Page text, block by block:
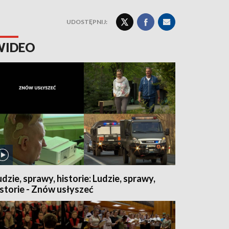
UDOSTĘPNIJ:
sprawy, historie: Ludzie, sprawy,
- Znów usłyszeć